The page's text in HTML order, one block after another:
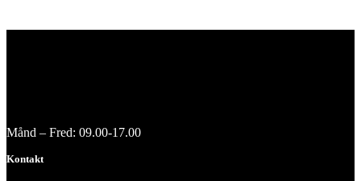
Månd – Fred: 09.00-17.00
Kontakt